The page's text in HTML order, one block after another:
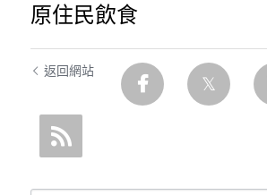
原住民飲食
返回網站